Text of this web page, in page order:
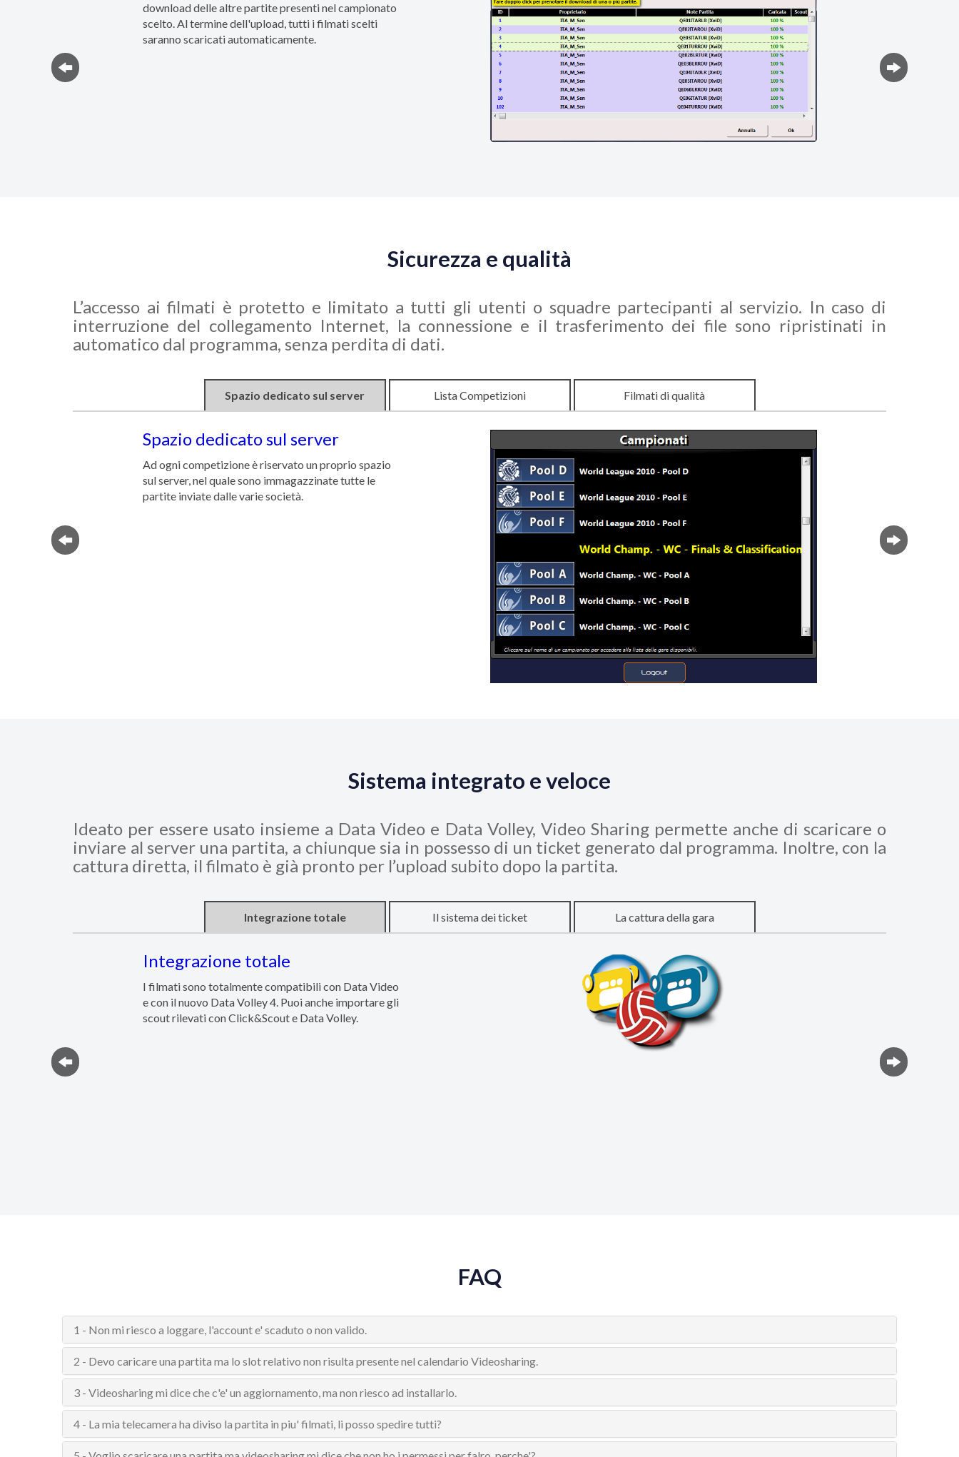
download delle altre partite presenti nel campionato
scelto. Al termine dell'upload, tutti i filmati scelti
saranno scaricati automaticamente.
Sicurezza e qualità
L’accesso ai filmati è protetto e limitato a tutti gli utenti o squadre partecipanti al servizio. In caso di
interruzione del collegamento Internet, la connessione e il trasferimento dei file sono ripristinati in
automatico dal programma, senza perdita di dati.
Spazio dedicato sul server Lista Competizioni Filmati di qualità
Spazio dedicato sul server
Ad ogni competizione è riservato un proprio spazio
sul server, nel quale sono immagazzinate tutte le
partite inviate dalle varie società.
Sistema integrato e veloce
Ideato per essere usato insieme a Data Video e Data Volley, Video Sharing permette anche di scaricare o
inviare al server una partita, a chiunque sia in possesso di un ticket generato dal programma. Inoltre, con la
cattura diretta, il filmato è già pronto per l’upload subito dopo la partita.
Integrazione totale Il sistema dei ticket La cattura della gara
Integrazione totale
I filmati sono totalmente compatibili con Data Video
e con il nuovo Data Volley 4. Puoi anche importare gli
scout rilevati con Click&Scout e Data Volley.
FAQ
1 - Non mi riesco a loggare, l'account e' scaduto o non valido.
2 - Devo caricare una partita ma lo slot relativo non risulta presente nel calendario Videosharing.
3 - Videosharing mi dice che c'e' un aggiornamento, ma non riesco ad installarlo.
4 - La mia telecamera ha diviso la partita in piu' filmati, li posso spedire tutti?